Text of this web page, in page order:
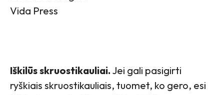
Vida Press
Iškilūs skruostikauliai. Jei gali pasigirti
ryškiais skruostikauliais, tuomet, ko gero, esi